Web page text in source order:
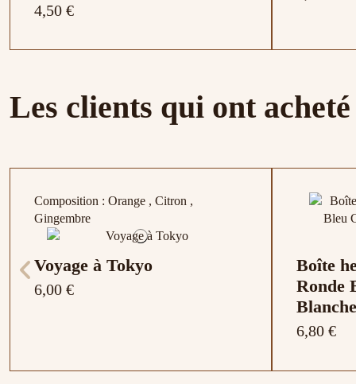
4,50 €
Mélisse , Verveine , Tilleul , Camomille ,
Lavande , Miel , Vanille
goyave,
de coco
grenade, fleurs de fruit de la passion,
myrtille
de mûrier
Citron ,
, Hibiscus
AquaSummer
Fenouil ,
Juicea
Les clients qui ont
Composition : Orange , Citron ,
Gingembre
Voyage à Tokyo
6,00 €
Boîte
Ronde
6,80 €